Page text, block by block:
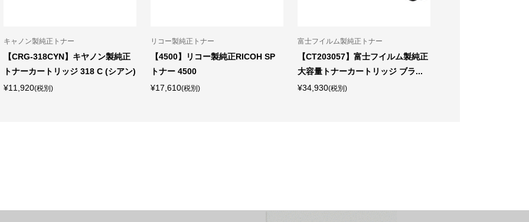
キャノン製純正トナー
【CRG-318CYN】キヤノン製純正
トナーカートリッジ 318 C (シアン)
¥11,920(税別)
リコー製純正トナー
【4500】リコー製純正RICOH SP
トナー 4500
¥17,610(税別)
富士フイルム製純正トナー
【CT203057】富士フイルム製純正
大容量トナーカートリッジ ブラ...
¥34,930(税別)